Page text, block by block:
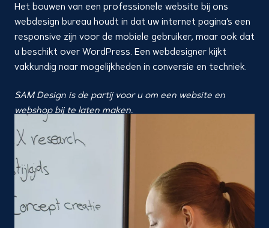
Het bouwen van een professionele website bij ons
webdesign bureau houdt in dat uw internet pagina’s een
responsive zijn voor de mobiele gebruiker, maar ook dat
u beschikt over WordPress. Een webdesigner kijkt
vakkundig naar mogelijkheden in conversie en techniek.
SAM Design is de partij voor u om een website en
webshop bij te laten maken.